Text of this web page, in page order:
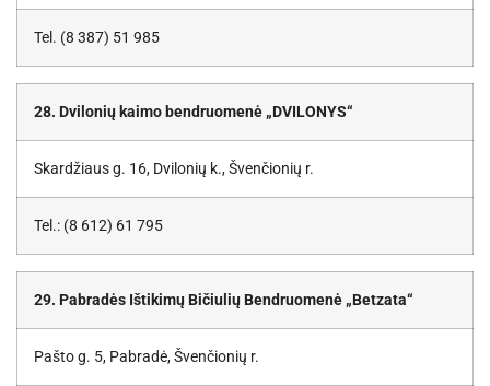
Tel. (8 387) 51 985
28. Dvilonių kaimo bendruomenė „DVILONYS“
Skardžiaus g. 16, Dvilonių k., Švenčionių r.
Tel.: (8 612) 61 795
29. Pabradės Ištikimų Bičiulių Bendruomenė „Betzata“
Pašto g. 5, Pabradė, Švenčionių r.